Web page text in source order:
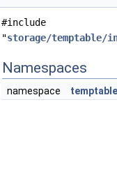
#include
"storage/temptable/
Namespaces
namespace temptable